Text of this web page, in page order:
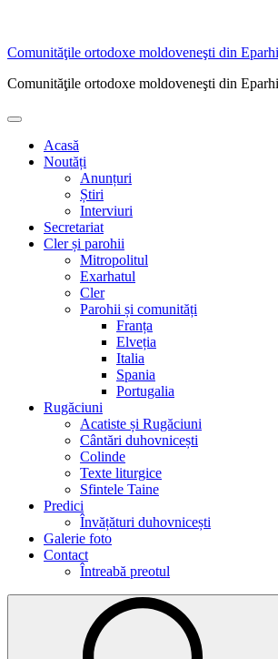
Sari
conținut
Comunităţile ortodoxe moldoveneşti din
Comunităţile ortodoxe moldoveneşti din
Meniu
principalAcasă
Noutăți
Anunțuri
Știri
Interviuri
Secretariat
Cler și parohii
Mitropolitul
Exarhatul
Cler
Parohii și comunități
Franța
Elveția
Italia
Spania
Portugalia
Rugăciuni
Acatiste și Rugăciuni
Cântări duhovnicești
Colinde
Texte liturgice
Sfintele Taine
Predici
Învățături duhovnicești
Galerie foto
Contact
Întreabă preotul